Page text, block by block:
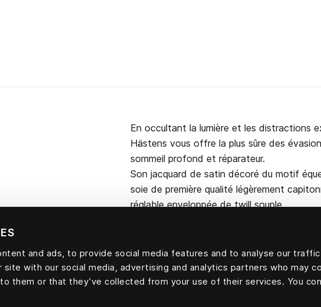
and ads, to provide social media features and to analyse our
with our social media, advertising and analytics partners who may
them or that they’ve collected from your use of their services. You
En occultant la lumière et les distractions
Hästens vous offre la plus sûre des
sommeil profond et réparateur.
Son jacquard de satin décoré du motif
soie de première qualité légèrement
réglable enveloppée de twill souple.
100 pour cent soie